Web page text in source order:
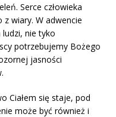
Serce człowieka
z wiary. W adwencie
ludzi, nie tyko
potrzebujemy Bożego
jasności
Ciałem się staje, pod
może być również i